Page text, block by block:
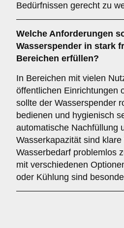
Bedürfnissen gerecht zu
Welche Anforderungen
Wasserspender in stark
Bereichen erfüllen?
In Bereichen mit vielen
öffentlichen Einrichtungen
sollte der Wasserspender
bedienen und hygienisch
automatische Nachfüllung
Wasserkapazität sind
Wasserbedarf problemlos
mit verschiedenen
oder Kühlung sind